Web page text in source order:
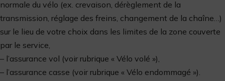
normale du vélo (ex. crevaison, dérèglement de la
transmission, réglage des freins, changement de la chaîne…)
sur le lieu de votre choix dans les limites de la zone couverte
par le service,
– l’assurance vol (voir rubrique « Vélo volé »),
– l’assurance casse (voir rubrique « Vélo endommagé »).